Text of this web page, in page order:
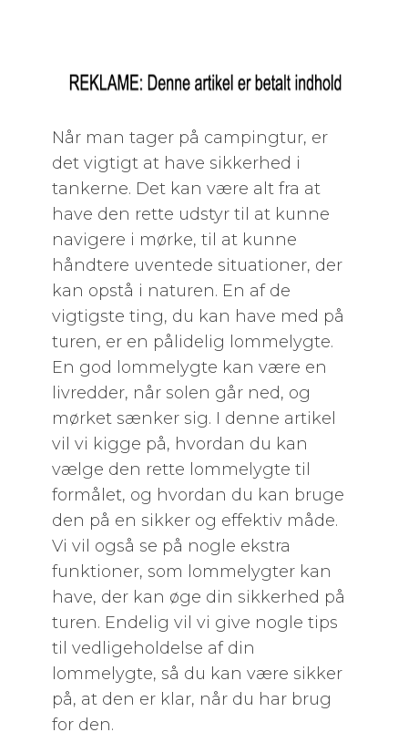
Når man tager på campingtur, er
det vigtigt at have sikkerhed i
tankerne. Det kan være alt fra at
have den rette udstyr til at kunne
navigere i mørke, til at kunne
håndtere uventede situationer, der
kan opstå i naturen. En af de
vigtigste ting, du kan have med på
turen, er en pålidelig lommelygte.
En god lommelygte kan være en
livredder, når solen går ned, og
mørket sænker sig. I denne artikel
vil vi kigge på, hvordan du kan
vælge den rette lommelygte til
formålet, og hvordan du kan bruge
den på en sikker og effektiv måde.
Vi vil også se på nogle ekstra
funktioner, som lommelygter kan
have, der kan øge din sikkerhed på
turen. Endelig vil vi give nogle tips
til vedligeholdelse af din
lommelygte, så du kan være sikker
på, at den er klar, når du har brug
for den.